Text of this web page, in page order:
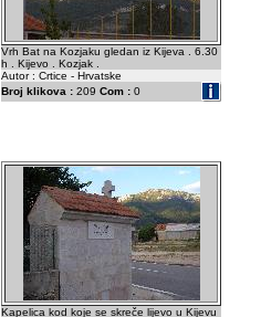
Vrh Bat na Kozjaku gledan iz Kijeva . 6.30
h . Kijevo . Kozjak .
Autor : Crtice - Hrvatske
Broj klikova : 209 Com : 0
Kapelica kod koje se skreče lijevo u Kijevu